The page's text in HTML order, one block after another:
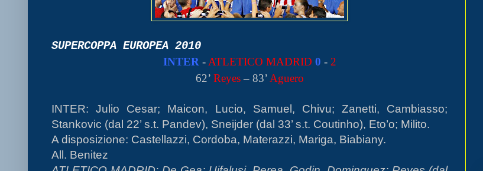
SUPERCOPPA EUROPEA 2010
INTER - ATLETICO MADRID 0 - 2
62’ Reyes– 83’ Aguero
INTER: Julio Cesar; Maicon, Lucio, Samuel, Chivu; Zanetti, Cambiasso;
Stankovic (dal 22’ s.t. Pandev), Sneijder (dal 33’ s.t. Coutinho), Eto’o; Milito.
A disposizione: Castellazzi, Cordoba, Materazzi, Mariga, Biabiany.
All. Benitez